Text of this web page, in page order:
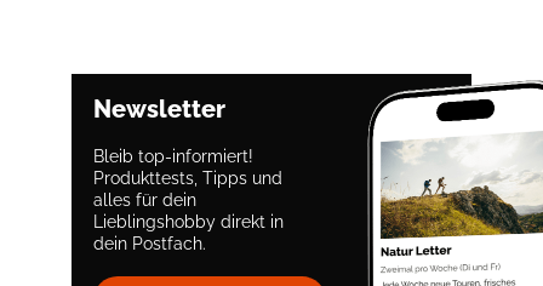
Newsletter
Bleib top-informiert!
Produkttests, Tipps und
alles für dein
Lieblingshobby direkt in
dein Postfach.